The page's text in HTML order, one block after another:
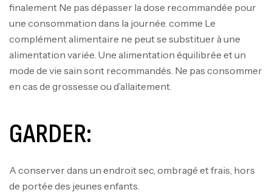
finalement Ne pas dépasser la dose recommandée pour
une consommation dans la journée. comme Le
complément alimentaire ne peut se substituer à une
alimentation variée. Une alimentation équilibrée et un
mode de vie sain sont recommandés. Ne pas consommer
en cas de grossesse ou d’allaitement.
GARDER:
A conserver dans un endroit sec, ombragé et frais, hors
de portée des jeunes enfants.
Mega Creatine CREAPURE – 306 Gr –
Biotech USA
CREATINE
د.ت126
Omega 3 – 100 Gélules – Scitec Nutrition